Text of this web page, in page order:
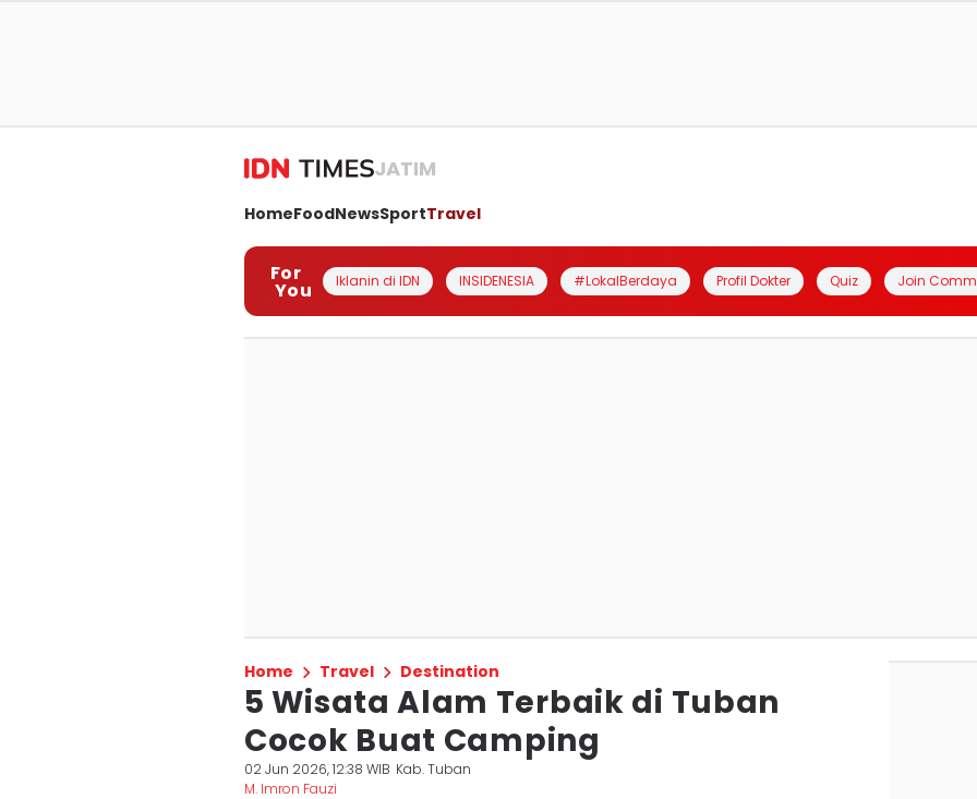
JATIM
HomeFoodNewsSportTravel
For
You Iklanin di IDN INSIDENESIA #LokalBerdaya Profil Dokter Quiz Join
Home Travel Destination
5 Wisata Alam Terbaik di Tuban
Cocok Buat Camping
02 Jun 2026, 12:38 WIB Kab. Tuban
M. Imron Fauzi